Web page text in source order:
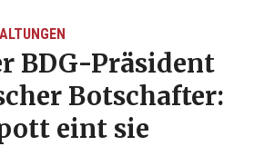
BDG-Präsident
Botschafter:
eint sie